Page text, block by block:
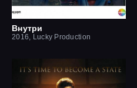
Внутри
2016, Lucky Production